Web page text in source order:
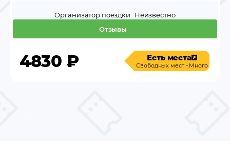
Отзывы
Организатор поездки: Неизвестно
4830 ₽ Есть места
Свободных мест - Много